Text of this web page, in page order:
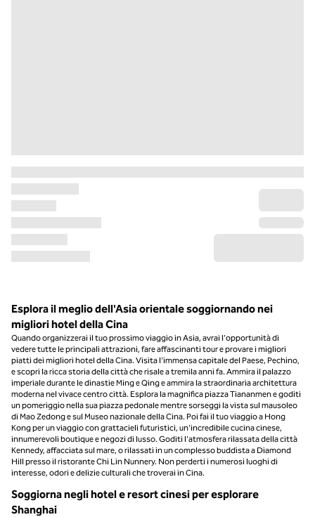
Esplora il meglio dell'Asia orientale soggiornando nei
migliori hotel della Cina
Quando organizzerai il tuo prossimo viaggio in Asia, avrai l'opportunità di
vedere tutte le principali attrazioni, fare affascinanti tour e provare i migliori
piatti dei migliori hotel della Cina. Visita l'immensa capitale del Paese, Pechino,
e scopri la ricca storia della città che risale a tremila anni fa. Ammira il palazzo
imperiale durante le dinastie Ming e Qing e ammira la straordinaria architettura
moderna nel vivace centro città. Esplora la magnifica piazza Tiananmen e goditi
un pomeriggio nella sua piazza pedonale mentre sorseggi la vista sul mausoleo
di Mao Zedong e sul Museo nazionale della Cina. Poi fai il tuo viaggio a Hong
Kong per un viaggio con grattacieli futuristici, un'incredibile cucina cinese,
innumerevoli boutique e negozi di lusso. Goditi l'atmosfera rilassata della città
Kennedy, affacciata sul mare, o rilassati in un complesso buddista a Diamond
Hill presso il ristorante Chi Lin Nunnery. Non perderti i numerosi luoghi di
interesse, odori e delizie culturali che troverai in Cina.
Soggiorna negli hotel e resort cinesi per esplorare
Shanghai